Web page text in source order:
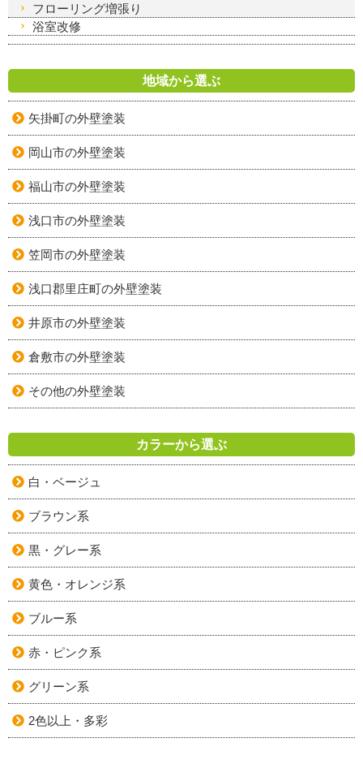
フローリング増張り
浴室改修
地域から選ぶ
矢掛町の外壁塗装
岡山市の外壁塗装
福山市の外壁塗装
浅口市の外壁塗装
笠岡市の外壁塗装
浅口郡里庄町の外壁塗装
井原市の外壁塗装
倉敷市の外壁塗装
その他の外壁塗装
カラーから選ぶ
白・ベージュ
ブラウン系
黒・グレー系
黄色・オレンジ系
ブルー系
赤・ピンク系
グリーン系
2色以上・多彩